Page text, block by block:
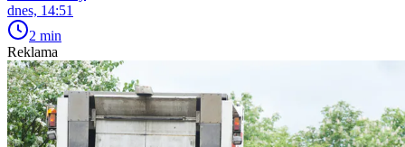
dnes, 14:51
2 min
Reklama